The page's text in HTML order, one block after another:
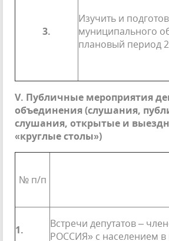
3.
Изучить и
муниципального
плановый период
V. Публичные мероприятия
объединения (слушания,
слушания, открытые и
«круглые столы»)
№ п/п
1. Встречи депутатов –
РОССИЯ» с населением в